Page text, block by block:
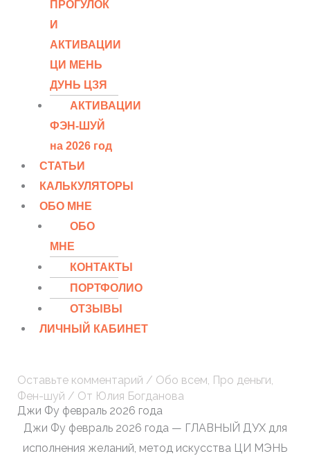
ПРОГУЛОК
И
АКТИВАЦИИ
ЦИ МЕНЬ
ДУНЬ ЦЗЯ
АКТИВАЦИИ
ФЭН-ШУЙ
на 2026 год
СТАТЬИ
КАЛЬКУЛЯТОРЫ
ОБО МНЕ
ОБО
МНЕ
КОНТАКТЫ
ПОРТФОЛИО
ОТЗЫВЫ
ЛИЧНЫЙ КАБИНЕТ
Оставьте комментарий / Обо всем, Про деньги,
Фен-шуй / От Юлия Богданова
Джи Фу февраль 2026 года
Джи Фу февраль 2026 года — ГЛАВНЫЙ ДУХ для
исполнения желаний, метод искусства ЦИ МЭНЬ